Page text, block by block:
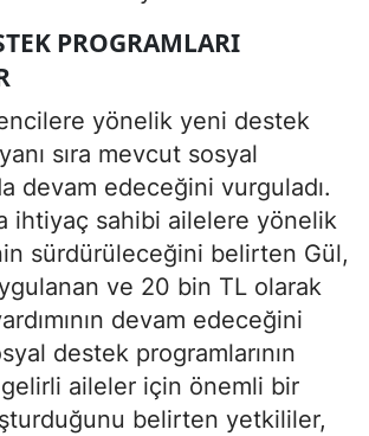
PROGRAMLARI
yönelik yeni destek
sıra mevcut sosyal
devam edeceğini vurguladı.
ihtiyaç sahibi ailelere yönelik
sürdürüleceğini belirten Gül,
ve 20 bin TL olarak
devam edeceğini
destek programlarının
aileler için önemli bir
belirten yetkililer,